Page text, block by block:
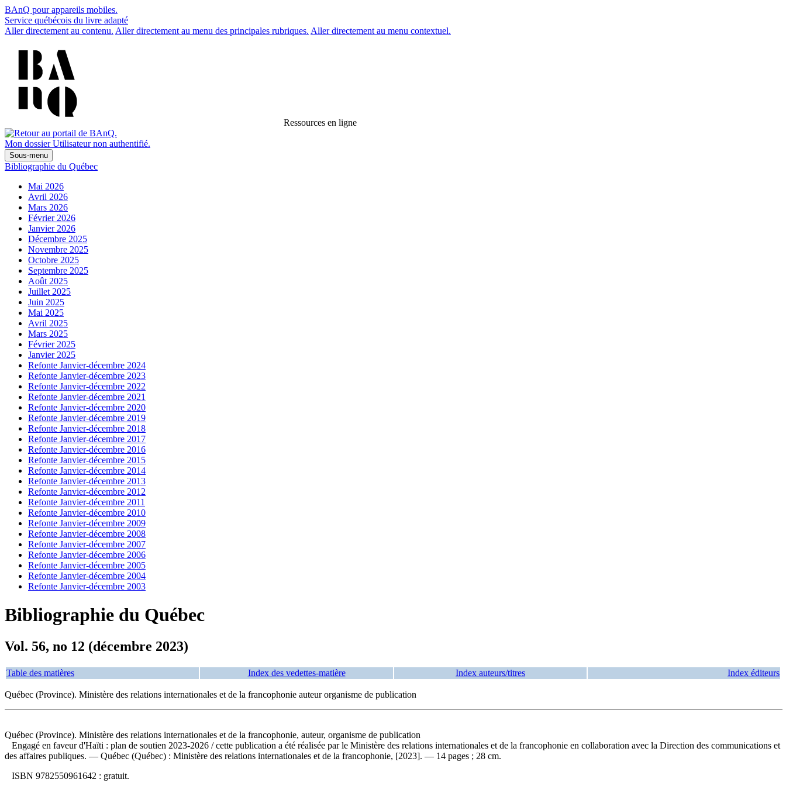
BAnQ pour appareils mobiles.
Service québécois du livre adapté
Aller directement au contenu. Aller directement au menu des principales rubriques. Aller directement au menu contextuel.
Ressources en ligne
Mon dossier Utilisateur non authentifié.
Sous-menu
Bibliographie du Québec
Mai 2026
Avril 2026
Mars 2026
Février 2026
Janvier 2026
Décembre 2025
Novembre 2025
Octobre 2025
Septembre 2025
Août 2025
Juillet 2025
Juin 2025
Mai 2025
Avril 2025
Mars 2025
Février 2025
Janvier 2025
Refonte Janvier-décembre 2024
Refonte Janvier-décembre 2023
Refonte Janvier-décembre 2022
Refonte Janvier-décembre 2021
Refonte Janvier-décembre 2020
Refonte Janvier-décembre 2019
Refonte Janvier-décembre 2018
Refonte Janvier-décembre 2017
Refonte Janvier-décembre 2016
Refonte Janvier-décembre 2015
Refonte Janvier-décembre 2014
Refonte Janvier-décembre 2013
Refonte Janvier-décembre 2012
Refonte Janvier-décembre 2011
Refonte Janvier-décembre 2010
Refonte Janvier-décembre 2009
Refonte Janvier-décembre 2008
Refonte Janvier-décembre 2007
Refonte Janvier-décembre 2006
Refonte Janvier-décembre 2005
Refonte Janvier-décembre 2004
Refonte Janvier-décembre 2003
Bibliographie du Québec
Vol. 56, no 12 (décembre 2023)
Table des matières Index des vedettes-matière Index auteurs/titres Index éditeurs
Québec (Province). Ministère des relations internationales et de la francophonie auteur organisme de publication
Québec (Province). Ministère des relations internationales et de la francophonie, auteur, organisme de publication
Engagé en faveur d'Haïti : plan de soutien 2023-2026 / cette publication a été réalisée par le Ministère des relations internationales et de la francophonie en collaboration avec la Direction des communications et
des affaires publiques. — Québec (Québec) : Ministère des relations internationales et de la francophonie, [2023]. — 14 pages ; 28 cm.
ISBN 9782550961642 : gratuit.